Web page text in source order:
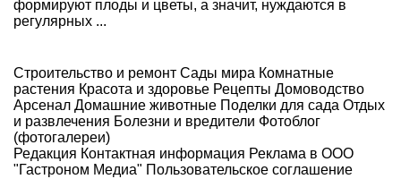
формируют плоды и цветы, а значит, нуждаются в
регулярных ...
Строительство и ремонт Сады мира Комнатные
растения Красота и здоровье Рецепты Домоводство
Арсенал Домашние животные Поделки для сада Отдых
и развлечения Болезни и вредители Фотоблог
(фотогалереи)
Редакция Контактная информация Реклама в ООО
"Гастроном Медиа" Пользовательское соглашение